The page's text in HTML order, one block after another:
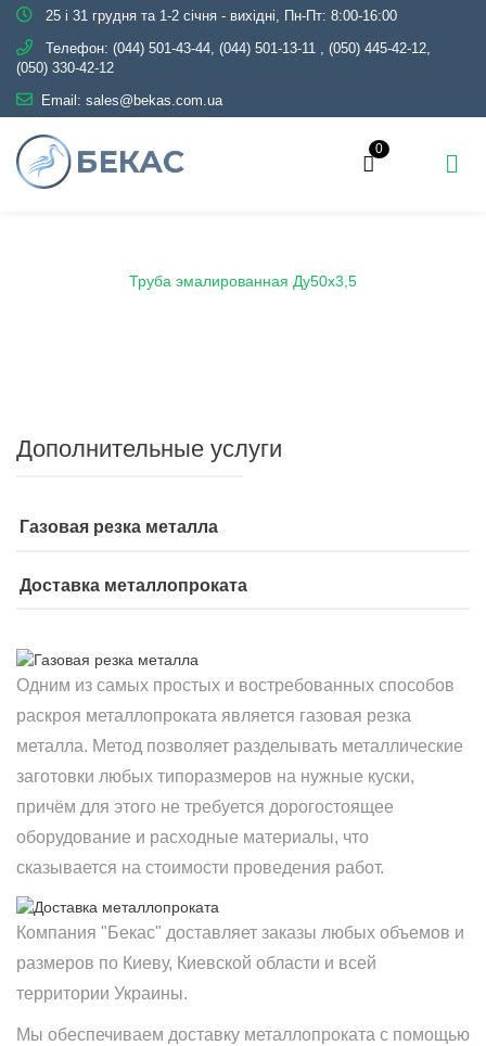
25 і 31 грудня та 1-2 січня - вихідні, Пн-Пт: 8:00-16:00
Телефон: (044) 501-43-44, (044) 501-13-11 , (050) 445-42-12,
(050) 330-42-12
Email: sales@bekas.com.ua
0
Труба эмалированная Ду50х3,5
Дополнительные услуги
Газовая резка металла
Доставка металлопроката
Одним из самых простых и востребованных способов
раскроя металлопроката является газовая резка
металла. Метод позволяет разделывать металлические
заготовки любых типоразмеров на нужные куски,
причём для этого не требуется дорогостоящее
оборудование и расходные материалы, что
сказывается на стоимости проведения работ.
Компания "Бекас" доставляет заказы любых объемов и
размеров по Киеву, Киевской области и всей
территории Украины.
Мы обеспечиваем доставку металлопроката с помощью